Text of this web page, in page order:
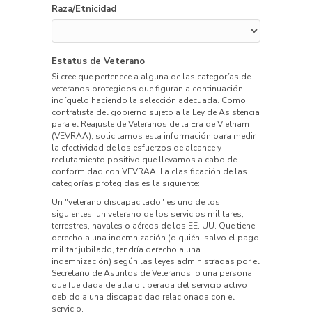
Raza/Etnicidad
Estatus de Veterano
Si cree que pertenece a alguna de las categorías de
veteranos protegidos que figuran a continuación,
indíquelo haciendo la selección adecuada. Como
contratista del gobierno sujeto a la Ley de Asistencia
para el Reajuste de Veteranos de la Era de Vietnam
(VEVRAA), solicitamos esta información para medir
la efectividad de los esfuerzos de alcance y
reclutamiento positivo que llevamos a cabo de
conformidad con VEVRAA. La clasificación de las
categorías protegidas es la siguiente:
Un "veterano discapacitado" es uno de los
siguientes: un veterano de los servicios militares,
terrestres, navales o aéreos de los EE. UU. Que tiene
derecho a una indemnización (o quién, salvo el pago
militar jubilado, tendría derecho a una
indemnización) según las leyes administradas por el
Secretario de Asuntos de Veteranos; o una persona
que fue dada de alta o liberada del servicio activo
debido a una discapacidad relacionada con el
servicio.